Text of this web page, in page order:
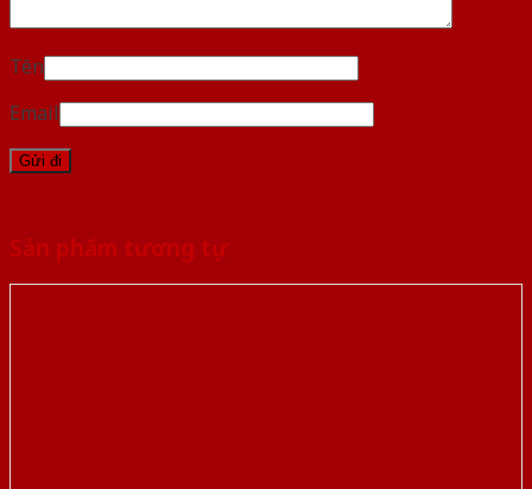
Tên
Email
Sản phẩm tương tự